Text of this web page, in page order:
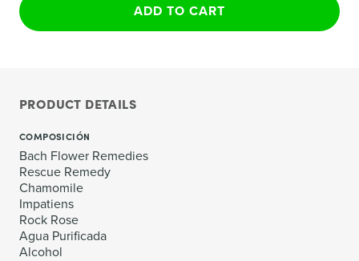
ADD TO CART
PRODUCT DETAILS
COMPOSICIÓN
Bach Flower Remedies
Rescue Remedy
Chamomile
Impatiens
Rock Rose
Agua Purificada
Alcohol